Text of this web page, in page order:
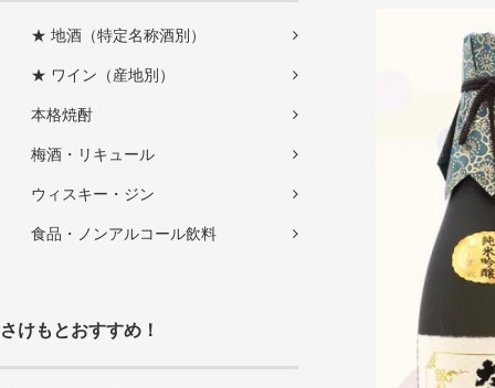
★ 地酒（特定名称酒別）
★ ワイン（産地別）
本格焼酎
梅酒・リキュール
ウィスキー・ジン
食品・ノンアルコール飲料
さけもとおすすめ！